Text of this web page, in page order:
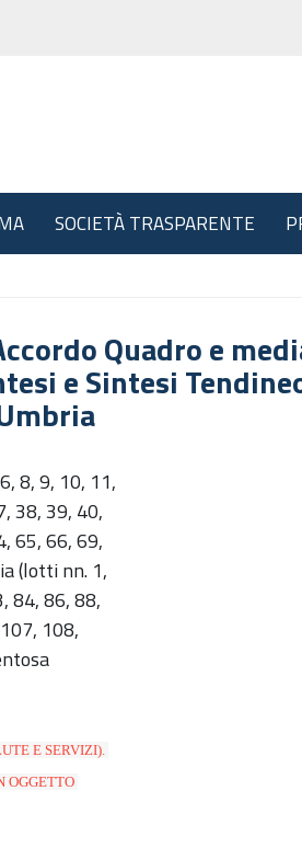
SOCIETÀ TRASPARENTE
Quadro e
e Sintesi
8, 9, 10, 11,
38, 39, 40,
65, 66, 69,
(lotti nn. 1,
84, 86, 88,
108,
E SERVIZI).
OGGETTO